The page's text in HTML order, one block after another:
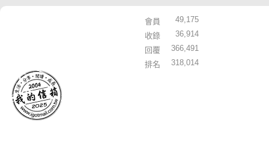
會員
49,175
收錄
36,914
回覆
366,491
排名
318,014